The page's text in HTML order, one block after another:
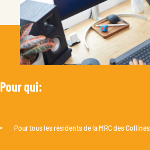
Pourqui:
Pour tous les résidents de la MRC des